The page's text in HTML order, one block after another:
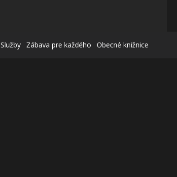
Služby Zábava pre každého Obecné knižnice